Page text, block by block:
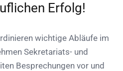
Erfolg!
wichtige Abläufe im
Sekretariats- und
Besprechungen vor und